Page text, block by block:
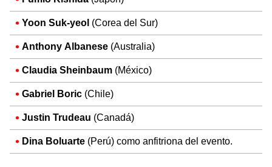
Yoon Suk-yeol (Corea del Sur)
Anthony Albanese (Australia)
Claudia Sheinbaum (México)
Gabriel Boric (Chile)
Justin Trudeau (Canadá)
Dina Boluarte (Perú) como anfitriona del evento.